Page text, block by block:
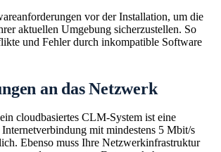
vor der Installation, um die
aktuellen Umgebung sicherzustellen. So
und Fehler durch inkompatible Software
an das Netzwerk
cloudbasiertes CLM-System ist eine
Internetverbindung mit mindestens 5 Mbit/s
Ebenso muss Ihre Netzwerkinfrastruktur